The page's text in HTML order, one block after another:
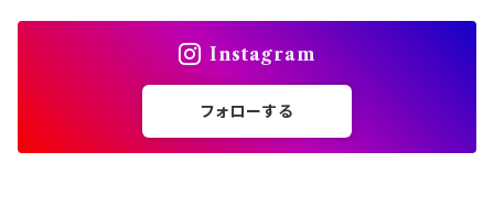
Instagram
フォローする